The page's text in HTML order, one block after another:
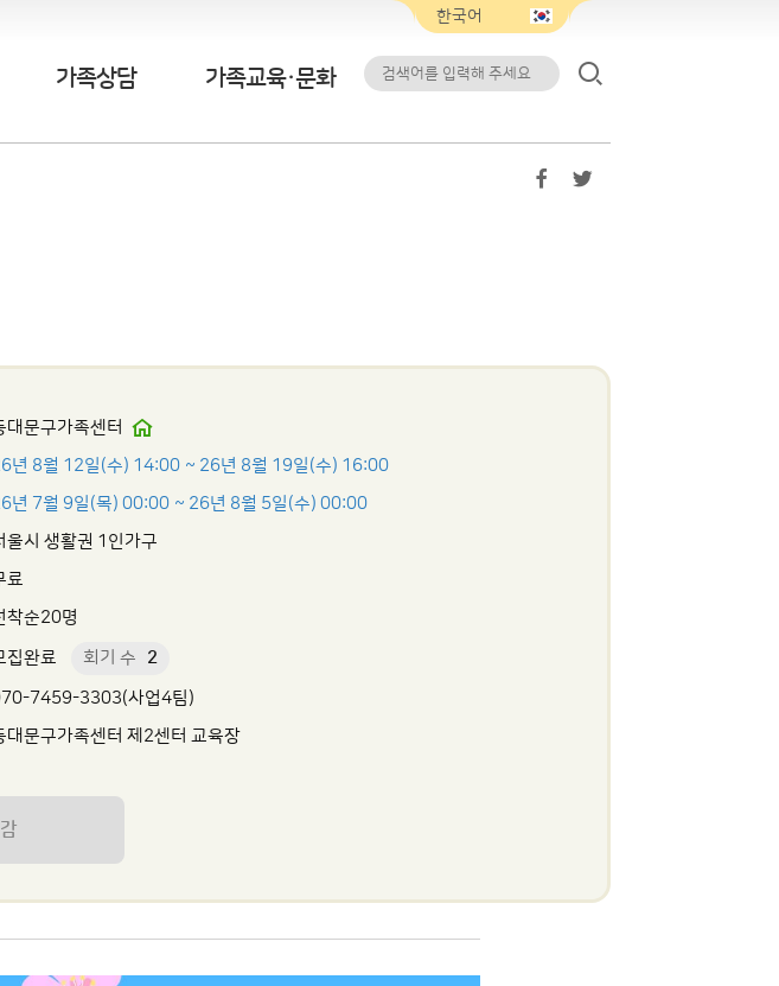
가족상담 가족교육·문화
대문구가족센터
년 8월 12일(수) 14:00 ~ 26년 8월 19일(수) 16:00
년 7월 9일(목) 00:00 ~ 26년 8월 5일(수) 00:00
울시 생활권 1인가구
료
착순20명
집완료 회기 수
2
7459-3303(사업4팀)
대문구가족센터 제2센터 교육장